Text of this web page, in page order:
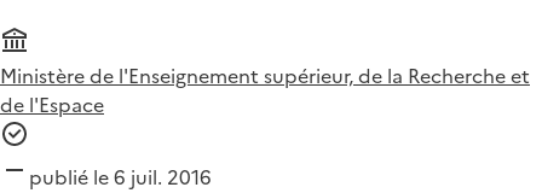
Ministère de l'Enseignement supérieur, de la Recherche et
de l'Espace
publié le 6 juil. 2016